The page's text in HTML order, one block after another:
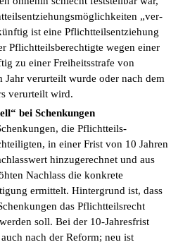
„ver­
ist eine Pflichtteilsentziehung
Pflichtteilsberechtigte wegen einer
zu einer Freiheitsstrafe von
Jahr verurteilt wurde oder nach dem
verurteilt wird.
bei Schenkungen
die Pflichtteils­
in einer Frist von 10 Jahren
hinzugerechnet und aus
Nachlass die konkrete
ermittelt. Hintergrund ist, dass
das Pflichtteilsrecht
soll. Bei der 10-Jahresfrist
nach der Reform; neu ist